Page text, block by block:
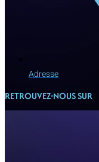
Adresse
RETROUVEZ-NOUS SUR